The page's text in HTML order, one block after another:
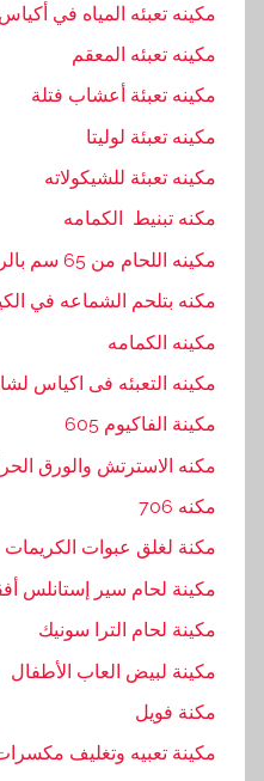
مكينه تعبئه المياه في
مكينه تعبئه المعقم
مكينه تعبئة أعشاب فتلة
مكينه تعبئة لوليتا
مكينه تعبئة للشيكولاته
مكنه تبنيط الكمامه
مكينه اللحام من 65 سم بالرجل
مكنه بتلحم الشماعه في
مكينه الكمامه
مكينه التعبئه فى اكياس
مكينة الفاكيوم 605
مكنه الاسترتش والورق
مكنه 706
مكنة لغلق عبوات الكريمات
مكينة لحام سير إستانلس
مكينة لحام الترا سونيك
مكينة لبيض العاب الأطفال
مكنة فويل
مكينة تعبيه وتغليف